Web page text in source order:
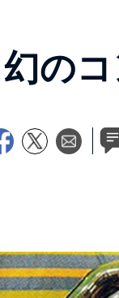
の